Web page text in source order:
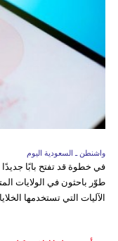
واشنطن ـ السعودية اليوم
في خطوة قد تفتح بابًا
طوّر باحثون في الولايات
الآليات التي تستخدمها